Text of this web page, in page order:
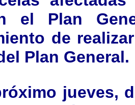
el Plan
de
Plan General.
jueves,